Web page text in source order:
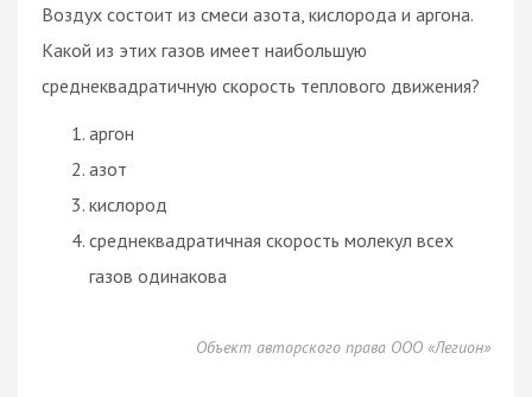
Воздух состоит из смеси азота, кислорода и аргона.
Какой из этих газов имеет наибольшую
среднеквадратичную скорость теплового движения?
аргон
азот
кислород
среднеквадратичная скорость молекул всех
газов одинакова
Объект авторского права ООО «Легион»